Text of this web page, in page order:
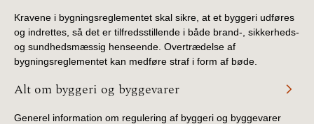
Kravene i bygningsreglementet skal sikre, at et byggeri udføres
og indrettes, så det er tilfredsstillende i både brand-, sikkerheds-
og sundhedsmæssig henseende. Overtrædelse af
bygningsreglementet kan medføre straf i form af bøde.
Alt om byggeri og byggevarer
Generel information om regulering af byggeri og byggevarer